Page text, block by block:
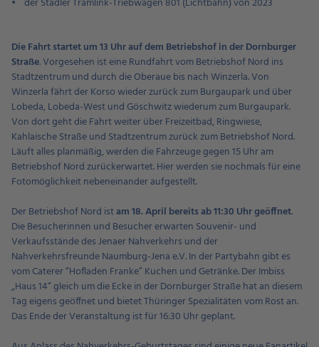
Die Fahrt startet um 13 Uhr auf dem Betriebshof in der Dornburger
Straße. Vorgesehen ist eine Rundfahrt vom Betriebshof Nord ins
Stadtzentrum und durch die Oberaue bis nach Winzerla. Von
Winzerla fährt der Korso wieder zurück zum Burgaupark und über
Lobeda, Lobeda-West und Göschwitz wiederum zum Burgaupark.
Von dort geht die Fahrt weiter über Freizeitbad, Ringwiese,
Kahlaische Straße und Stadtzentrum zurück zum Betriebshof Nord.
Läuft alles planmäßig, werden die Fahrzeuge gegen 15 Uhr am
Betriebshof Nord zurückerwartet. Hier werden sie nochmals für eine
Fotomöglichkeit nebeneinander aufgestellt.
Der Betriebshof Nord istam 18. April bereits ab 11:30 Uhr geöffnet.
Die Besucherinnen und Besucher erwarten Souvenir- und
Verkaufsstände des Jenaer Nahverkehrs und der
Nahverkehrsfreunde Naumburg-Jena e.V. In der Partybahn gibt es
vom Caterer “Hofladen Franke” Kuchen und Getränke. Der Imbiss
„Haus 14“ gleich um die Ecke in der Dornburger Straße hat an diesem
Tag eigens geöffnet und bietet Thüringer Spezialitäten vom Rost an.
Das Ende der Veranstaltung ist für 16:30 Uhr geplant.